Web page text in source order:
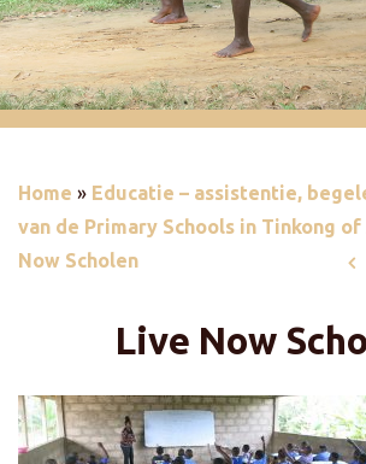
Home » Educatie – assistentie,
van de Primary Schools in Tinkong
Now Scholen
Live Now